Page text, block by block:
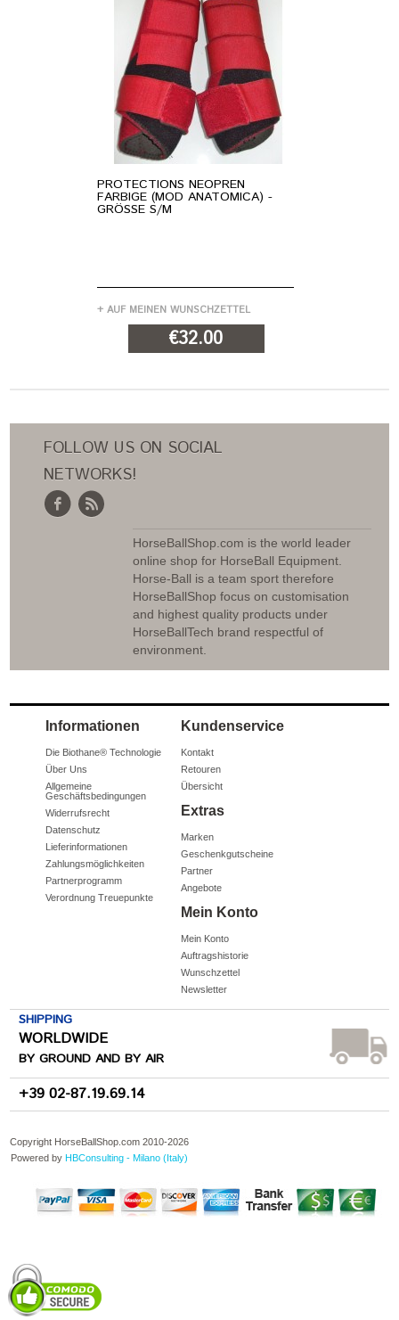
PROTECTIONS NEOPREN
FARBIGE (MOD ANATOMICA) -
GRÖSSE S/M
+ AUF MEINEN WUNSCHZETTEL
€32.00
FOLLOW US ON SOCIAL
NETWORKS!
HorseBallShop.com is the world leader
online shop for HorseBall Equipment.
Horse-Ball is a team sport therefore
HorseBallShop focus on customisation
and highest quality products under
HorseBallTech brand respectful of
environment.
Informationen
Die Biothane® Technologie
Über Uns
Allgemeine
Geschäftsbedingungen
Widerrufsrecht
Datenschutz
Lieferinformationen
Zahlungsmöglichkeiten
Partnerprogramm
Verordnung Treuepunkte
Kundenservice
Kontakt
Retouren
Übersicht
Extras
Marken
Geschenkgutscheine
Partner
Angebote
Mein Konto
Mein Konto
Auftragshistorie
Wunschzettel
Newsletter
SHIPPING
WORLDWIDE
BY GROUND AND BY AIR
+39 02-87.19.69.14
Copyright HorseBallShop.com 2010-2026
Powered byHBConsulting - Milano (Italy)